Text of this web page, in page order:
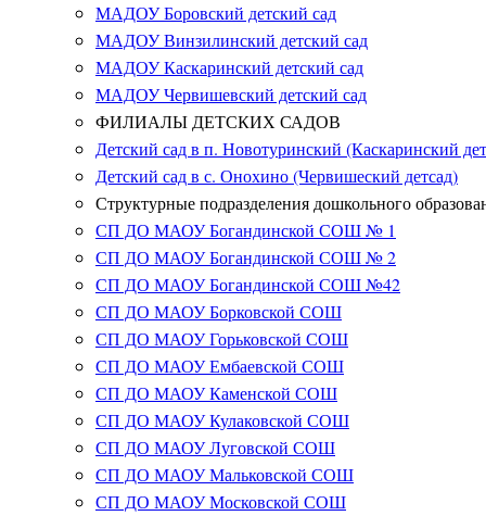
МАДОУ Боровский детский сад
МАДОУ Винзилинский детский сад
МАДОУ Каскаринский детский сад
МАДОУ Червишевский детский сад
ФИЛИАЛЫ ДЕТСКИХ САДОВ
Детский сад в п. Новотуринский (Каскаринский
Детский сад в с. Онохино (Червишеский детсад)
Структурные подразделения дошкольного
СП ДО МАОУ Богандинской СОШ № 1
СП ДО МАОУ Богандинской СОШ № 2
СП ДО МАОУ Богандинской СОШ №42
СП ДО МАОУ Борковской СОШ
СП ДО МАОУ Горьковской СОШ
СП ДО МАОУ Ембаевской СОШ
СП ДО МАОУ Каменской СОШ
СП ДО МАОУ Кулаковской СОШ
СП ДО МАОУ Луговской СОШ
СП ДО МАОУ Мальковской СОШ
СП ДО МАОУ Московской СОШ